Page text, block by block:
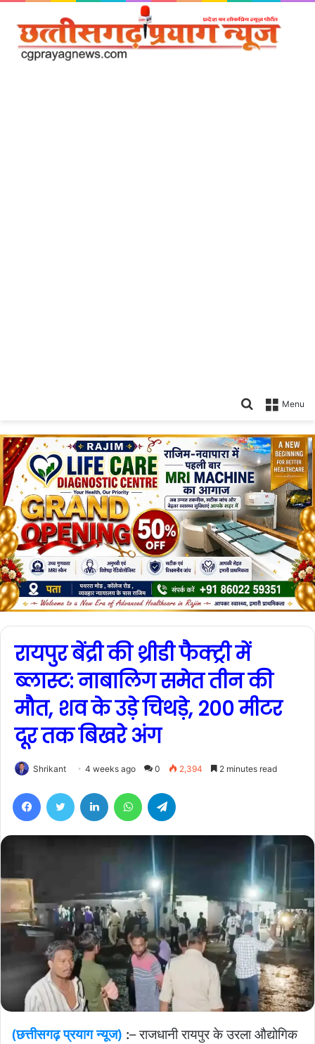
Menu
Search
रायपुर बेंद्री की थ्रीडी फैक्ट्री में
ब्लास्ट: नाबालिग समेत तीन की
मौत, शव के उड़े चिथड़े, 200 मीटर
दूर तक बिखरे अंग
Shrikant 4 weeks ago 0 2,394 2 minutes read
(छत्तीसगढ़ प्रयाग न्यूज) :– राजधानी रायपुर के उरला औद्योगिक